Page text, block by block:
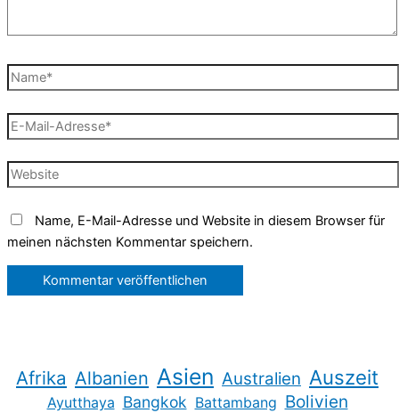
Name*
E-
Mail-
Adresse*
Website
Name, E-Mail-Adresse und Website in diesem Browser für
meinen nächsten Kommentar speichern.
Afrika Albanien Asien Australien Auszeit
Ayutthaya Bangkok Battambang Bolivien